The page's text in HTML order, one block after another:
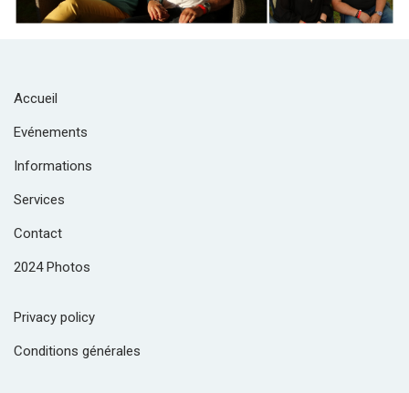
Accueil
Evénements
Informations
Services
Contact
2024 Photos
Privacy policy
Conditions générales